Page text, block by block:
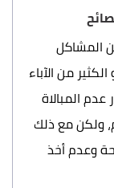
المشاكل
من الآباء
المبالاة
ولكن مع ذلك
وعدم أخذ